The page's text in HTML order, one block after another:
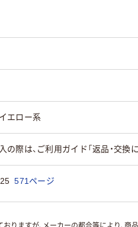
エロー系
の際は、ご利用ガイド「返品・交
571ページ